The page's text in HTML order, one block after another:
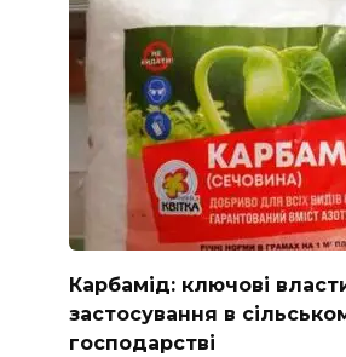
Карбамід: ключові
застосування в
господарстві